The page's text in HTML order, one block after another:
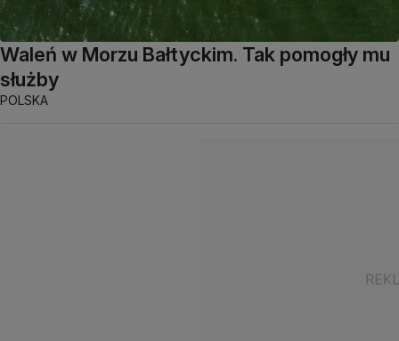
Waleń w Morzu Bałtyckim. Tak pomogły mu
służby
POLSKA